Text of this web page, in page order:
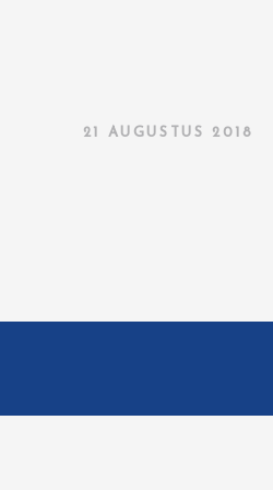
21 AUGUSTUS 2018